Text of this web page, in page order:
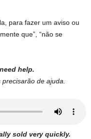
para fazer um aviso ou
que”, “não se
help.
de ajuda.
sold very quickly.